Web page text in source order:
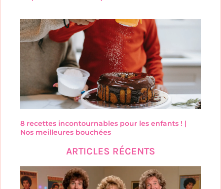
8 recettes incontournables pour les enfants ! |
Nos meilleures bouchées
ARTICLES RÉCENTS